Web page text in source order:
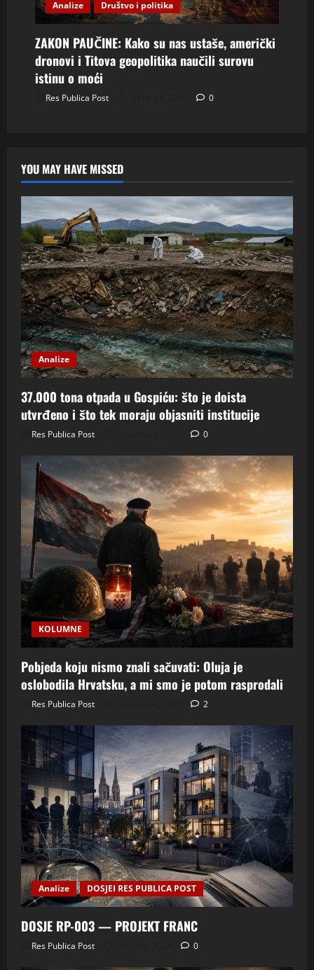
Analize Društvo i politika
ZAKON PAUČINE: Kako su nas ustaše, američki
dronovi i Titova geopolitika naučili surovu
istinu o moći
Res Publica Post 0
YOU MAY HAVE MISSED
Analize
37.000 tona otpada u Gospiću: što je doista
utvrđeno i što tek moraju objasniti institucije
Res Publica Post 0
KOLUMNE
Pobjeda koju nismo znali sačuvati: Oluja je
oslobodila Hrvatsku, a mi smo je potom rasprodali
Res Publica Post 2
Analize DOSJEI RES PUBLICA POST
DOSJE RP-003 — PROJEKT FRANC
Res Publica Post 0